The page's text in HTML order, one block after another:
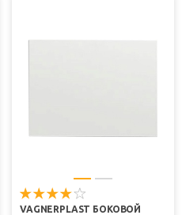
VAGNERPLAST БОКОВОЙ